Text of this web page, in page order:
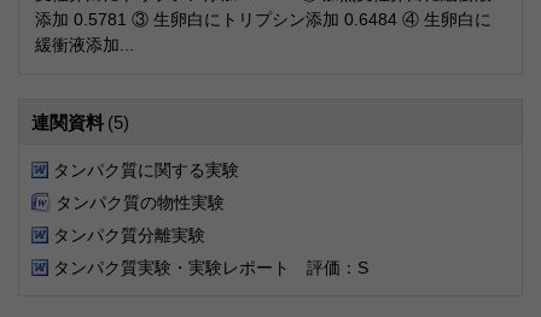
添加 0.5781 ③ 生卵白にトリプシン添加 0.6484 ④ 生卵白に
緩衝液添加...
連関資料 (5)
タンパク質に関する実験
タンパク質の物性実験
タンパク質分離実験
タンパク質実験・実験レポート 評価：S